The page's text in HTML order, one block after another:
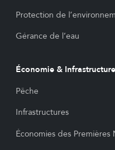
Protection de
Gérance de l’eau
Économie &
Pêche
Infrastructures
Économies des Premières